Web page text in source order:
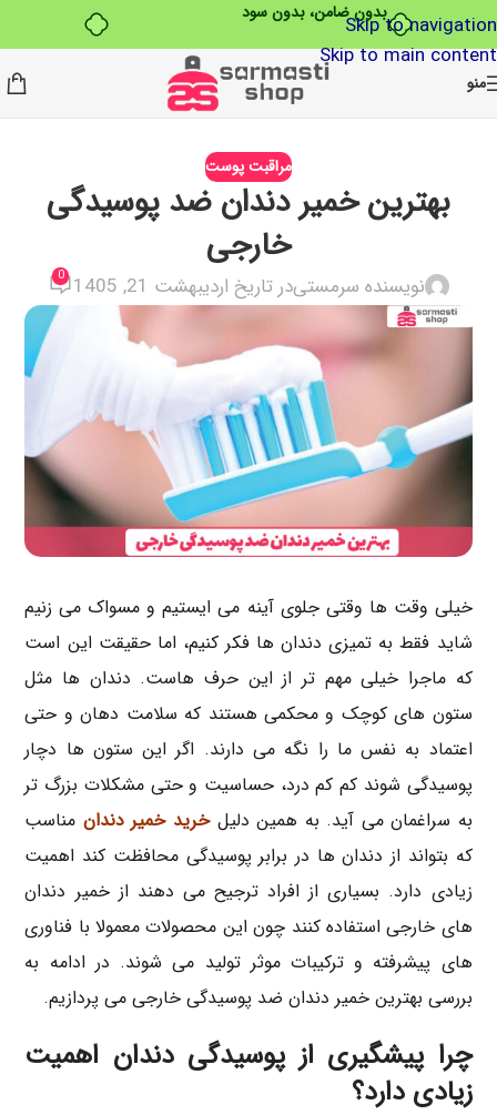
بدون ضامن، بدون سودSkip to navigation
Skip to main content
منو
مراقبت پوست
بهترین خمیر دندان ضد پوسیدگی
خارجی
نویسنده سرمستیدر تاریخ اردیبهشت 21, 1405 0
خیلی وقت ها وقتی جلوی آینه می ایستیم و مسواک می زنیم
شاید فقط به تمیزی دندان ها فکر کنیم، اما حقیقت این است
که ماجرا خیلی مهم تر از این حرف هاست. دندان ها مثل
ستون های کوچک و محکمی هستند که سلامت دهان و حتی
اعتماد به نفس ما را نگه می دارند. اگر این ستون ها دچار
پوسیدگی شوند کم کم درد، حساسیت و حتی مشکلات بزرگ تر
به سراغمان می آید. به همین دلیلخرید خمیر دندان مناسب
که بتواند از دندان ها در برابر پوسیدگی محافظت کند اهمیت
زیادی دارد. بسیاری از افراد ترجیح می دهند از خمیر دندان
های خارجی استفاده کنند چون این محصولات معمولا با فناوری
های پیشرفته و ترکیبات موثر تولید می شوند. در ادامه به
بررسی بهترین خمیر دندان ضد پوسیدگی خارجی می پردازیم.
چرا پیشگیری از پوسیدگی دندان اهمیت
زیادی دارد؟